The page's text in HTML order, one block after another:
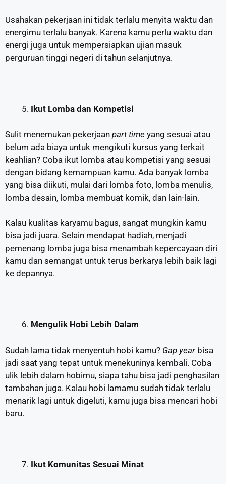
Usahakan pekerjaan ini tidak terlalu menyita waktu dan
energimu terlalu banyak. Karena kamu perlu waktu dan
energi juga untuk mempersiapkan ujian masuk
perguruan tinggi negeri di tahun selanjutnya.
Ikut Lomba dan Kompetisi
Sulit menemukan pekerjaan part time yang sesuai atau
belum ada biaya untuk mengikuti kursus yang terkait
keahlian? Coba ikut lomba atau kompetisi yang sesuai
dengan bidang kemampuan kamu. Ada banyak lomba
yang bisa diikuti, mulai dari lomba foto, lomba menulis,
lomba desain, lomba membuat komik, dan lain-lain.
Kalau kualitas karyamu bagus, sangat mungkin kamu
bisa jadi juara. Selain mendapat hadiah, menjadi
pemenang lomba juga bisa menambah kepercayaan diri
kamu dan semangat untuk terus berkarya lebih baik lagi
ke depannya.
Mengulik Hobi Lebih Dalam
Sudah lama tidak menyentuh hobi kamu? Gap year bisa
jadi saat yang tepat untuk menekuninya kembali. Coba
ulik lebih dalam hobimu, siapa tahu bisa jadi penghasilan
tambahan juga. Kalau hobi lamamu sudah tidak terlalu
menarik lagi untuk digeluti, kamu juga bisa mencari hobi
baru.
Ikut Komunitas Sesuai Minat